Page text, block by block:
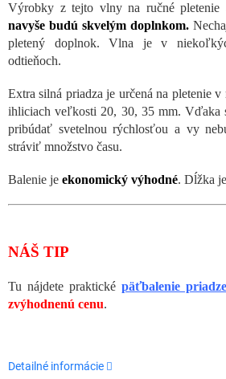
Výrobky z tejto vlny na ručné pletenie
navyše budú skvelým doplnkom.
pletený doplnok. Vlna je v
odtieňoch.
Extra silná priadza je určená na pletenie
ihliciach veľkosti 20, 30, 35 mm. Vďaka
pribúdať svetelnou rýchlosťou a vy
stráviť množstvo času.
Balenie je ekonomický výhodné. Dĺžka
NÁŠ TIP
Tu nájdete praktické päťbalenie
zvýhodnenú cenu.
Detailné informácie